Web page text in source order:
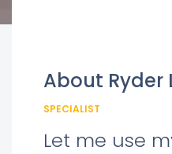
About Ryder
SPECIALIST
Let me use